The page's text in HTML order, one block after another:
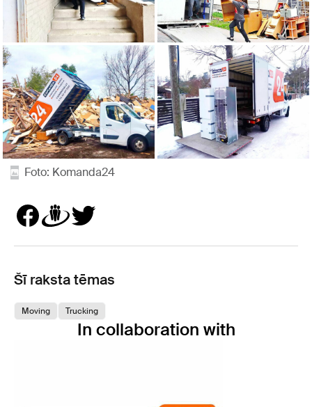
Foto: Komanda24
Šī raksta tēmas
Moving Trucking
In collaboration with